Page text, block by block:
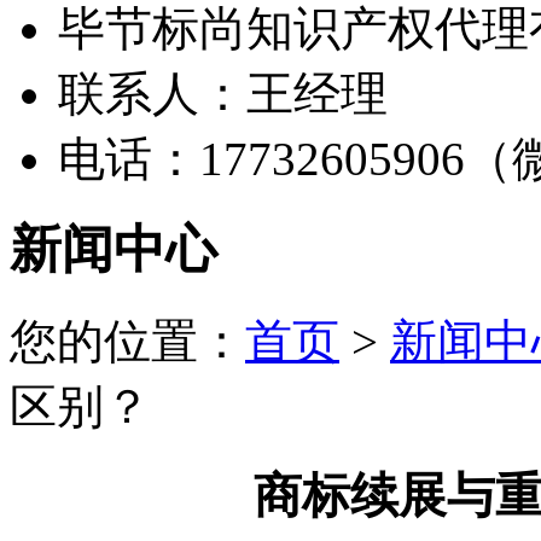
毕节标尚知识产权代
联系人：王经理
电话：17732605906（
新闻中心
您的位置： 首页 > 新闻
区别？
商标续展与